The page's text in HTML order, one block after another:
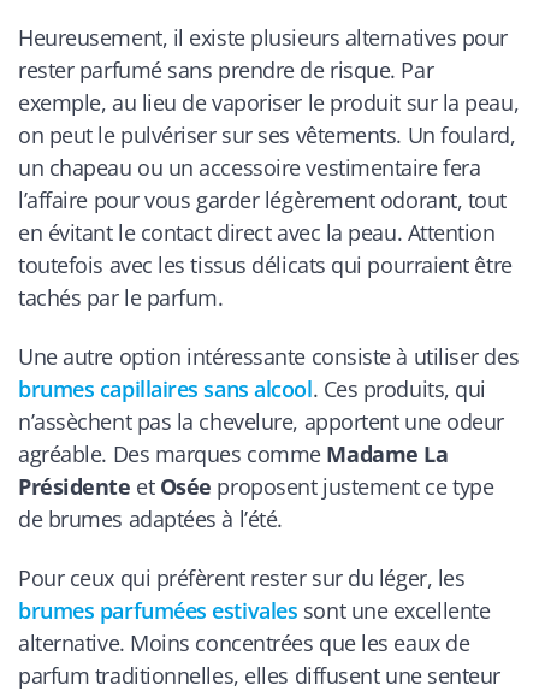
Heureusement, il existe plusieurs alternatives pour
rester parfumé sans prendre de risque. Par
exemple, au lieu de vaporiser le produit sur la peau,
on peut le pulvériser sur ses vêtements. Un foulard,
un chapeau ou un accessoire vestimentaire fera
l’affaire pour vous garder légèrement odorant, tout
en évitant le contact direct avec la peau. Attention
toutefois avec les tissus délicats qui pourraient être
tachés par le parfum.
Une autre option intéressante consiste à utiliser des
brumes capillaires sans alcool. Ces produits, qui
n’assèchent pas la chevelure, apportent une odeur
agréable. Des marques comme Madame La
Présidente et Osée proposent justement ce type
de brumes adaptées à l’été.
Pour ceux qui préfèrent rester sur du léger, les
brumes parfumées estivales sont une excellente
alternative. Moins concentrées que les eaux de
parfum traditionnelles, elles diffusent une senteur